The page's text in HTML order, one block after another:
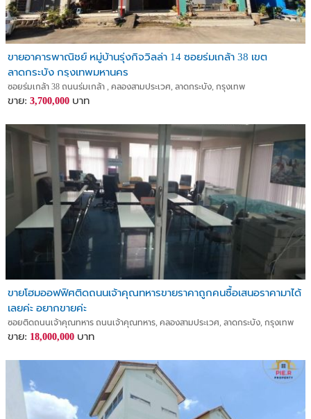
ขายอาคารพาณิชย์ หมู่บ้านรุ่งกิจวิลล่า 14 ซอยร่มเกล้า 38 เขต
ลาดกระบัง กรุงเทพมหานคร
ซอยร่มเกล้า 38 ถนนร่มเกล้า , คลองสามประเวศ, ลาดกระบัง, กรุงเทพ
ขาย: 3,700,000 บาท
ขายโฮมออฟฟิศติดถนนเจ้าคุณทหารขายราคาถูกคนซื้อเสนอราคามาได้
เลยค่ะ อยากขายค่ะ
ซอยติดถนนเจ้าคุณทหาร ถนนเจ้าคุณทหาร, คลองสามประเวศ, ลาดกระบัง, กรุงเทพ
ขาย: 18,000,000 บาท